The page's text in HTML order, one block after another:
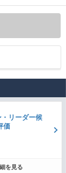
リーダー候
価
を見る